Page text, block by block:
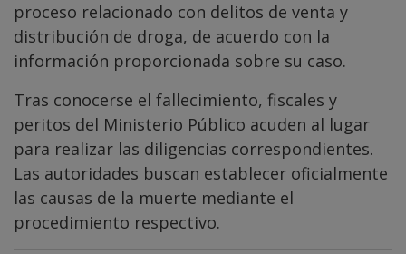
proceso relacionado con delitos de venta y
distribución de droga, de acuerdo con la
información proporcionada sobre su caso.
Tras conocerse el fallecimiento, fiscales y
peritos del Ministerio Público acuden al lugar
para realizar las diligencias correspondientes.
Las autoridades buscan establecer oficialmente
las causas de la muerte mediante el
procedimiento respectivo.